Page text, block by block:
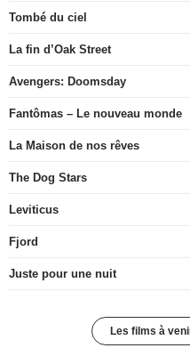
Tombé du ciel
La fin d’Oak Street
Avengers: Doomsday
Fantômas – Le nouveau monde
La Maison de nos rêves
The Dog Stars
Leviticus
Fjord
Juste pour une nuit
Les films à